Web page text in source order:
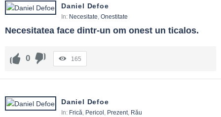
Daniel Defoe
In: Necesitate, Onestitate
Necesitatea face dintr-un om onest un ticalos.
0 165
Daniel Defoe
In: Frică, Pericol , Prezent, Rău